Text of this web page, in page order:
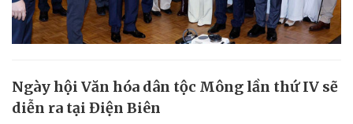
Ngày hội Văn hóa dân tộc Mông lần thứ IV sẽ
diễn ra tại Điện Biên